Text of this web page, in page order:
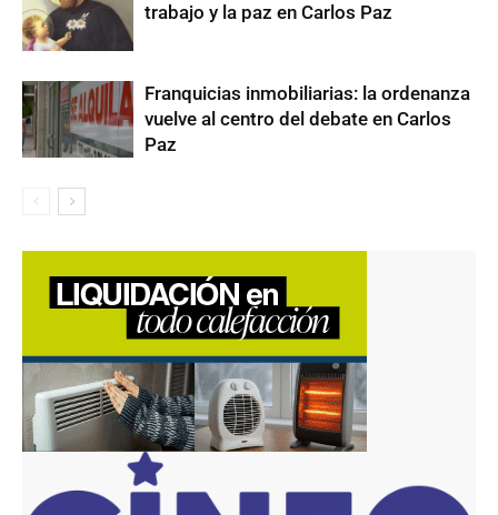
trabajo y la paz en Carlos Paz
Franquicias inmobiliarias: la ordenanza
vuelve al centro del debate en Carlos
Paz